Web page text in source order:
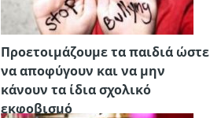
Προετοιμάζουμε τα παιδιά ώστε
να αποφύγουν και να μην
κάνουν τα ίδια σχολικό
εκφοβισμό